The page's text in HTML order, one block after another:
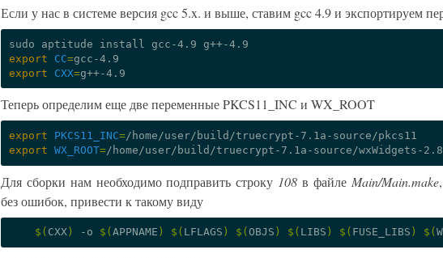
Если у нас в системе версия gcc 5.x. и выше, ставим gcc 4.9 и экспортируем
sudo aptitude install gcc-4.9
export
CC=
export
CXX=
Теперь определим еще две переменные PKCS11_INC и WX_ROOT
export PKCS11_INC=
export WX_ROOT=
Для сборки нам необходимо подправить строку 108 в файле Main/Main.make
без ошибок, привести к такому виду
$( CXX) -o $( APPNAME ) $( LFLAGS ) $( OBJS ) $( LIBS ) $( FUSE_LIBS ) $(